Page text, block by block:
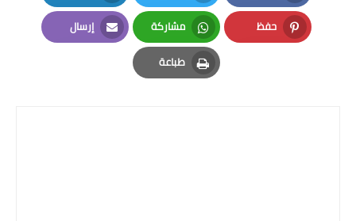
المرحلة الابتدائية
المرحلة المتوسطة
Facebook
Twitter
LinkedIn
حفظ
Pinterest
مشاركة
Whatsapp
إرسال
Email
طباعة
Print